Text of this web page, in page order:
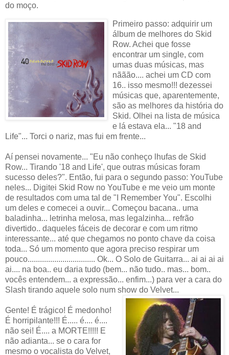
do moço.
Primeiro passo: adquirir um
álbum de melhores do Skid
Row. Achei que fosse
encontrar um single, com
umas duas músicas, mas
nããão.... achei um CD com
16.. isso mesmo!!! dezessei
músicas que, aparentemente,
são as melhores da história do
Skid. Olhei na lista de música
e lá estava ela... "18 and
Life"... Torci o nariz, mas fui em frente...
Aí pensei novamente... "Eu não conheço lhufas de Skid
Row... Tirando '18 and Life', que outras músicas foram
sucesso deles?". Então, fui para o segundo passo: YouTube
neles... Digitei Skid Row no YouTube e me veio um monte
de resultados com uma tal de "I Remember You". Escolhi
um deles e comecei a ouvir... Começou bacana.. uma
baladinha... letrinha melosa, mas legalzinha... refrão
divertido.. daqueles fáceis de decorar e com um ritmo
interessante... até que chegamos no ponto chave da coisa
toda... Só um momento que agora preciso respirar um
pouco................................. Ok... O Solo de Guitarra... ai ai ai ai
ai.... na boa.. eu daria tudo (bem... não tudo.. mas... bom..
vocês entendem... a expressão... enfim...) para ver a cara do
Slash tirando aquele solo num show do Velvet...
Gente! É trágico! É medonho!
É horripilante!!! É..... é.... é....
não sei! É.... a MORTE!!!!! E
não adianta... se o cara for
mesmo o vocalista do Velvet,